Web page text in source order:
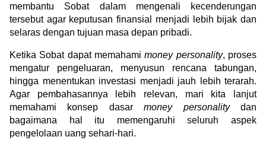
membantu Sobat dalam mengenali kecenderungan
tersebut agar keputusan finansial menjadi lebih bijak dan
selaras dengan tujuan masa depan pribadi.
Ketika Sobat dapat memahami money personality, proses
mengatur pengeluaran, menyusun rencana tabungan,
hingga menentukan investasi menjadi jauh lebih terarah.
Agar pembahasannya lebih relevan, mari kita lanjut
memahami konsep dasar money personality dan
bagaimana hal itu memengaruhi seluruh aspek
pengelolaan uang sehari-hari.